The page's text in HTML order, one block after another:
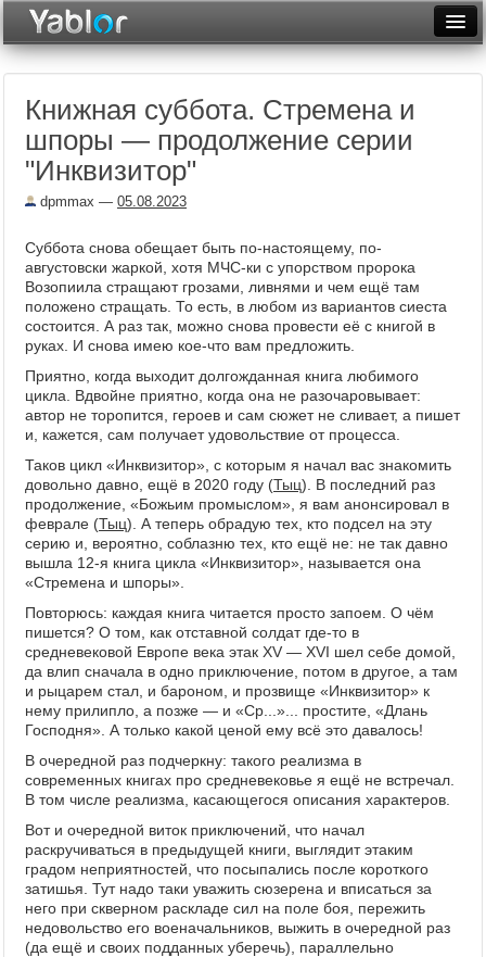
Неделя
Месяц
Фототоп
Видеотоп
Книжная суббота. Стремена и
шпоры — продолжение серии
"Инквизитор"
dpmmax — 05.08.2023
Суббота снова обещает быть по-настоящему, по-
августовски жаркой, хотя МЧС-ки с упорством пророка
Возопиила стращают грозами, ливнями и чем ещё там
положено стращать. То есть, в любом из вариантов сиеста
состоится. А раз так, можно снова провести её с книгой в
руках. И снова имею кое-что вам предложить.
Приятно, когда выходит долгожданная книга любимого
цикла. Вдвойне приятно, когда она не разочаровывает:
автор не торопится, героев и сам сюжет не сливает, а пишет
и, кажется, сам получает удовольствие от процесса.
Таков цикл «Инквизитор», с которым я начал вас знакомить
довольно давно, ещё в 2020 году (Тыц). В последний раз
продолжение, «Божьим промыслом», я вам анонсировал в
феврале (Тыц). А теперь обрадую тех, кто подсел на эту
серию и, вероятно, соблазню тех, кто ещё не: не так давно
вышла 12-я книга цикла «Инквизитор», называется она
«Стремена и шпоры».
Повторюсь: каждая книга читается просто запоем. О чём
пишется? О том, как отставной солдат где-то в
средневековой Европе века этак XV — XVI шел себе домой,
да влип сначала в одно приключение, потом в другое, а там
и рыцарем стал, и бароном, и прозвище «Инквизитор» к
нему прилипло, а позже — и «Ср...»... простите, «Длань
Господня». А только какой ценой ему всё это давалось!
В очередной раз подчеркну: такого реализма в
современных книгах про средневековье я ещё не встречал.
В том числе реализма, касающегося описания характеров.
Вот и очередной виток приключений, что начал
раскручиваться в предыдущей книги, выглядит этаким
градом неприятностей, что посыпались после короткого
затишья. Тут надо таки уважить сюзерена и вписаться за
него при скверном раскладе сил на поле боя, пережить
недовольство его военачальников, выжить в очередной раз
(да ещё и своих подданных уберечь), параллельно